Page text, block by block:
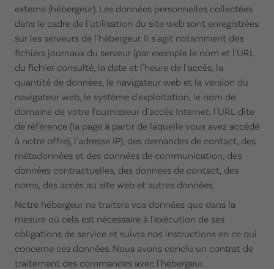
externe (hébergeur). Les données personnelles collectées
dans le cadre de l'utilisation du site web sont enregistrées
sur les serveurs de l'hébergeur. Il s'agit notamment des
fichiers journaux du serveur (par exemple le nom et l'URL
du fichier consulté, la date et l'heure de l'accès, la
quantité de données, le navigateur web et la version du
navigateur web, le système d'exploitation, le nom de
domaine de votre fournisseur d'accès Internet, l'URL dite
de référence (la page à partir de laquelle vous avez accédé
à notre offre), l'adresse IP), des demandes de contact, des
métadonnées et des données de communication, des
données contractuelles, des données de contact, des
noms, des accès au site web et autres données.
Notre hébergeur ne traitera vos données que dans la
mesure où cela est nécessaire à l'exécution de ses
obligations de service et suivra nos instructions en ce qui
concerne ces données. Nous avons conclu un contrat de
traitement des commandes avec l'hébergeur.